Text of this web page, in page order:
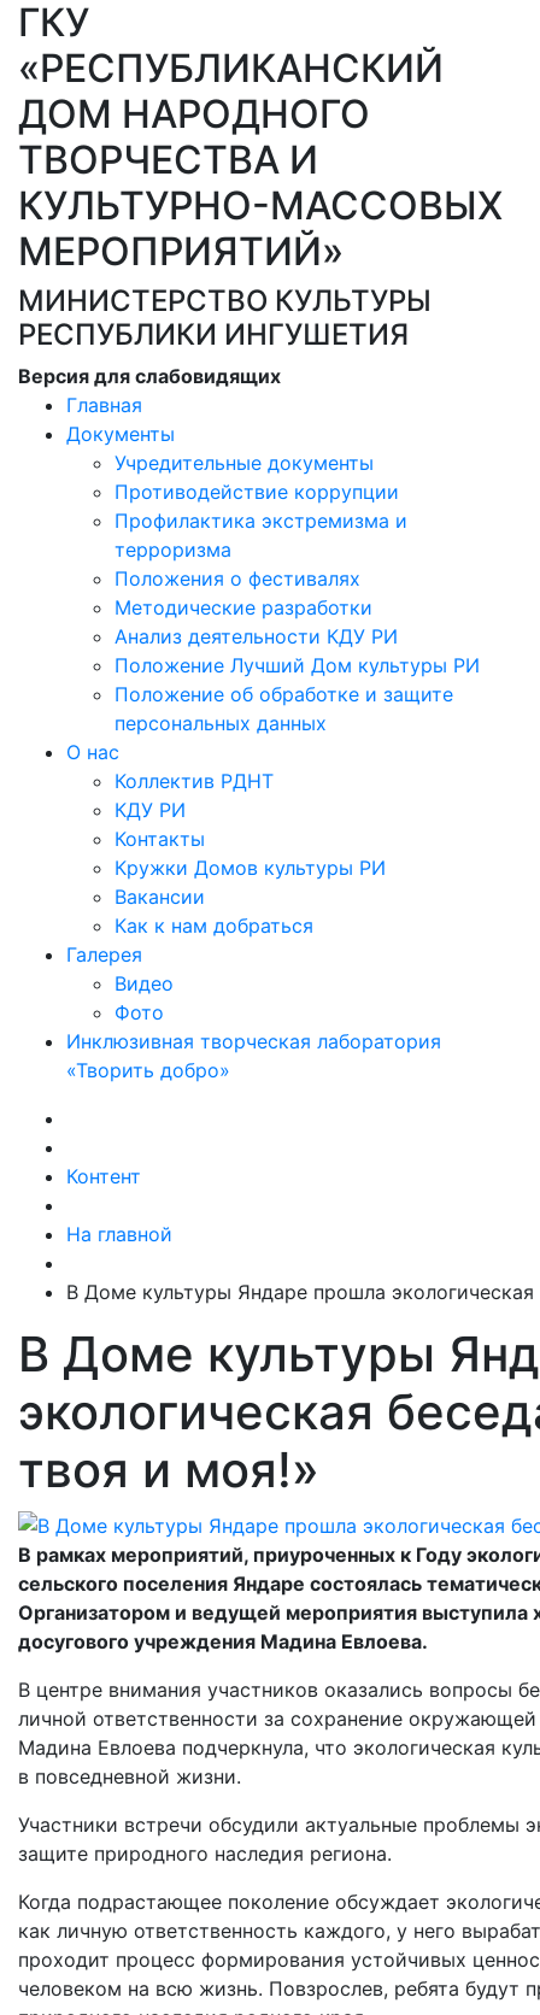
ГКУ
«РЕСПУБЛИКАНСКИЙ
ДОМ НАРОДНОГО
ТВОРЧЕСТВА И
КУЛЬТУРНО-МАССОВЫХ
МЕРОПРИЯТИЙ»
МИНИСТЕРСТВО КУЛЬТУРЫ
РЕСПУБЛИКИ ИНГУШЕТИЯ
Версия для слабовидящих
Главная
Документы
Учредительные документы
Противодействие коррупции
Профилактика экстремизма и
терроризма
Положения о фестивалях
Методические разработки
Анализ деятельности КДУ РИ
Положение Лучший Дом культуры РИ
Положение об обработке и защите
персональных данных
О нас
Коллектив РДНТ
КДУ РИ
Контакты
Кружки Домов культуры РИ
Вакансии
Как к нам добраться
Галерея
Видео
Фото
Инклюзивная творческая лаборатория
«Творить добро»
Контент
На главной
В Доме культуры Яндаре прошла
В Доме культуры
экологическая
твоя и моя!»
В рамках мероприятий, приуроченных к Году
сельского поселения Яндаре состоялась
Организатором и ведущей мероприятия выступила
досугового учреждения Мадина Евлоева.
В центре внимания участников оказались вопросы
личной ответственности за сохранение
Мадина Евлоева подчеркнула, что экологическая
в повседневной жизни.
Участники встречи обсудили актуальные проблемы
защите природного наследия региона.
Когда подрастающее поколение обсуждает
как личную ответственность каждого, у него
проходит процесс формирования устойчивых
человеком на всю жизнь. Повзрослев, ребята будут